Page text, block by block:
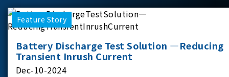
Feature Story
Battery Discharge Test Solution —Reducing
Transient Inrush Current
Dec-10-2024